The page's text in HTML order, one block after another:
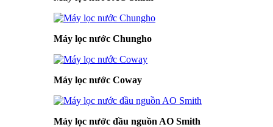
Máy lọc nước Chungho
Máy lọc nước Coway
Máy lọc nước đầu nguồn AO Smith